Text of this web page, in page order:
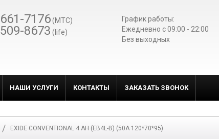
661-7176(МТС)
509-8673 (life)
График работы:
Ежедневно c 09:00 - 22:00
Без выходных
НАШИ УСЛУГИ КОНТАКТЫ ЗАКАЗАТЬ ЗВОНОК
EXIDE CONVENTIONAL 4 AH (EB4L-B) (50А 120*70*95)